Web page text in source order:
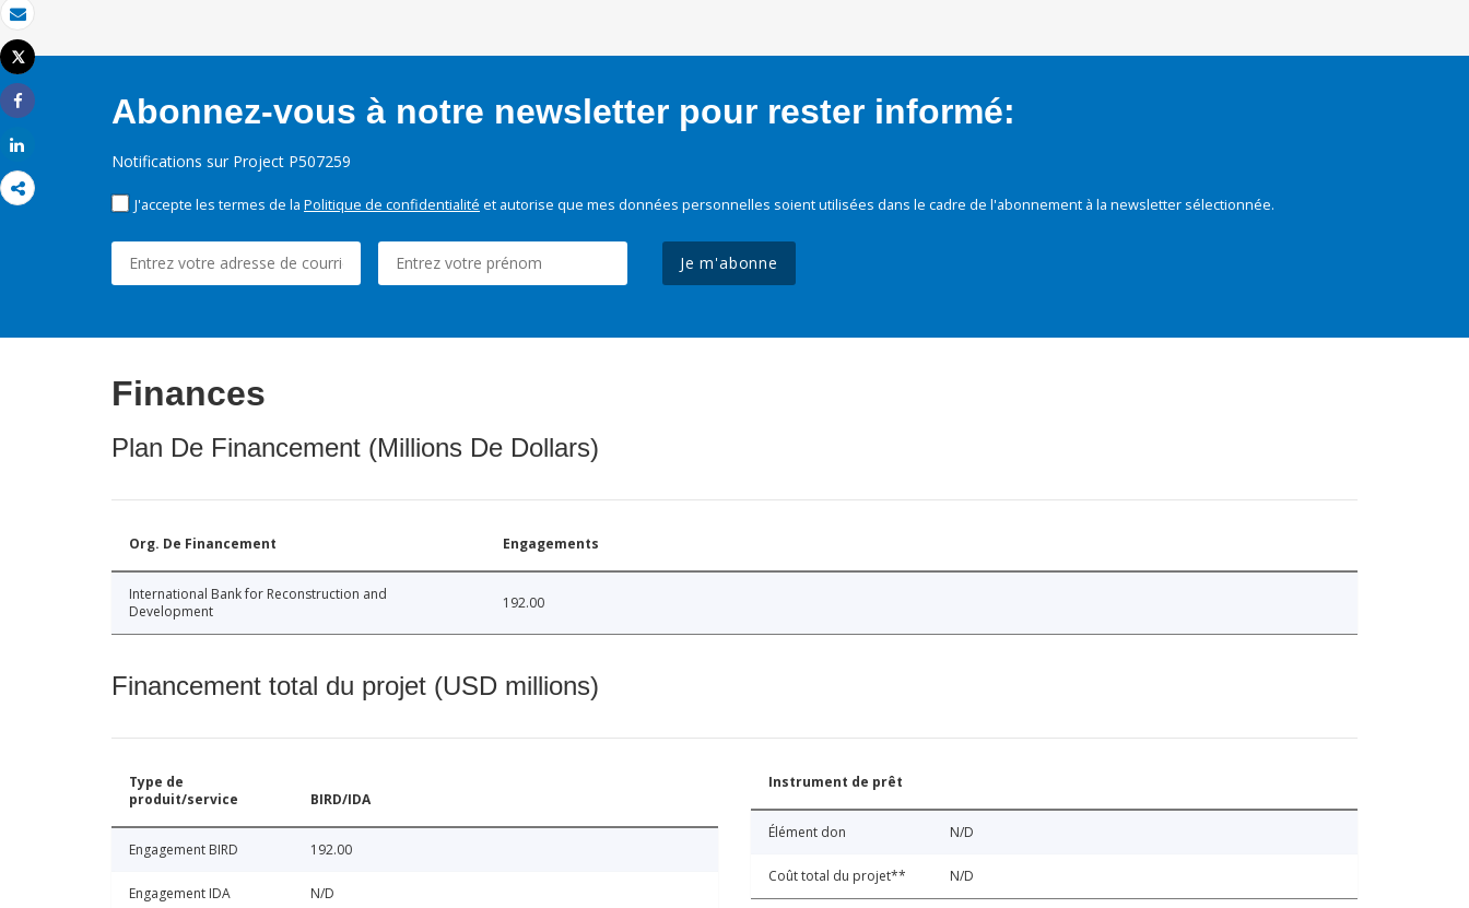
Email
Imprimer
Tweet
Share
Abonnez-vous à notre newsletter pour rester informé:
Notifications sur Project P507259
J'accepte les termes de la Politique de confidentialité et autorise que mes données personnelles soient utilisées dans le cadre de l'abonnement à la newsletter sélectionnée.
Je m'abonne
Finances
Plan De Financement (Millions De Dollars)
Org. De Financement Engagements
International Bank for Reconstruction and
Development
192.00
Financement total du projet (USD millions)
Type de
produit/service
BIRD/IDA
Engagement BIRD 192.00
Engagement IDA N/D
Instrument de prêt
Élément don N/D
Coût total du projet** N/D